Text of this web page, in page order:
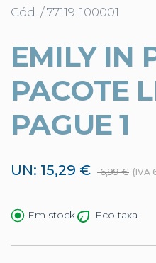
Cód. / 77119-100001
EMILY IN
PACOTE
PAGUE 1
UN: 15,29 € 16,99 € (IVA
Em stock Eco taxa